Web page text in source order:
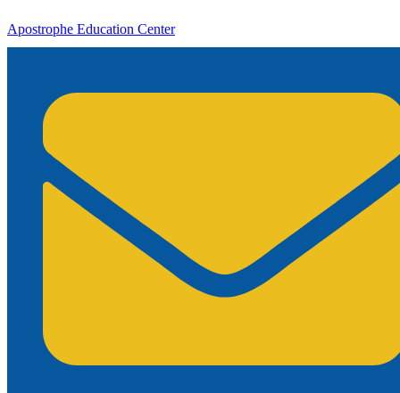
Apostrophe Education Center